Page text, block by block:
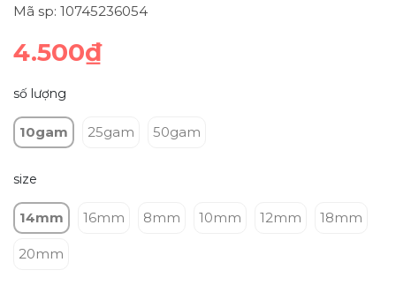
Mã sp: 10745236054
4.500₫
số lượng
10gam 25gam 50gam
size
14mm 16mm 8mm 10mm 12mm 18mm
20mm